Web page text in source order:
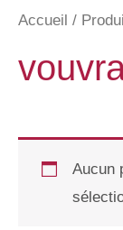
Accueil /
Aucun